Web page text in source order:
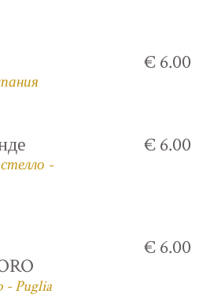
€ 6.00
-
€ 6.00
- Puglia
€ 6.00